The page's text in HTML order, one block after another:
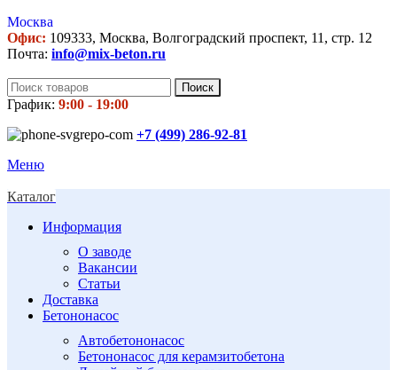
Москва
Офис: 109333, Москва, Волгоградский проспект, 11, стр. 12
Почта: info@mix-beton.ru
Поиск
График: 9:00 - 19:00
+7 (499) 286-92-81
Меню
Каталог
Информация
О заводе
Вакансии
Статьи
Доставка
Бетононасос
Автобетононасос
Бетононасос для керамзитобетона